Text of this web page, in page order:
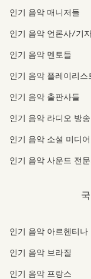
인기 음악 매니저들
인기 음악 언론사/기
인기 음악 멘토들
인기 음악 플레이리스
인기 음악 출판사들
인기 음악 라디오 방
인기 음악 소셜 미디
인기 음악 사운드 전
인기 음악 아르헨티나
인기 음악 브라질
인기 음악 프랑스